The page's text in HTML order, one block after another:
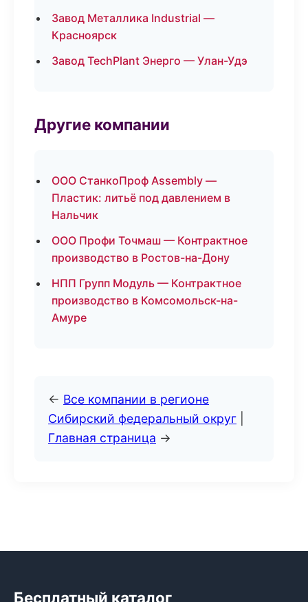
Завод Металлика Industrial —
Красноярск
Завод TechPlant Энерго — Улан-Удэ
Другие компании
ООО СтанкоПроф Assembly —
Пластик: литьё под давлением в
Нальчик
ООО Профи Точмаш — Контрактное
производство в Ростов-на-Дону
НПП Групп Модуль — Контрактное
производство в Комсомольск-на-
Амуре
← Все компании в регионе
Сибирский федеральный округ
Главная страница →
Бесплатный каталог